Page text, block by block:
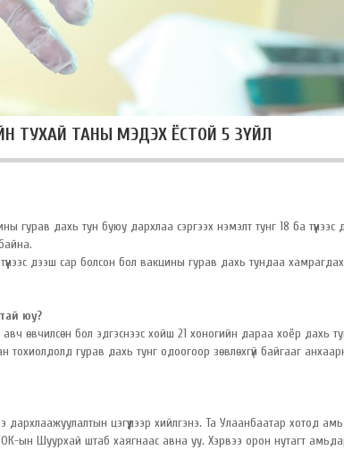
ТУХАЙ ТАНЫ МЭДЭХ ЁСТОЙ 5 ЗҮЙЛ
дахь тун буюу дархлаа сэргээх нэмэлт тунг 18 ба түүнээс
дээш сар болсон бол вакцины гурав дахь тундаа хамрагдах
юу?
өвчилсөн бол эдгэснээс хойш 21 хоногийн дараа хоёр дахь
гурав дахь тунг одоогоор зөвлөхгүй байгааг
цэгүүдээр хийлгэнэ. Та Улаанбаатар хотод
ын Шуурхай штаб хаягнаас авна уу. Хэрвээ орон нутагт